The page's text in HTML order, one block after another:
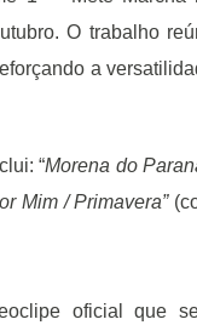
O trabalho
a
“Morena do
Mim / Primavera”
oficial que